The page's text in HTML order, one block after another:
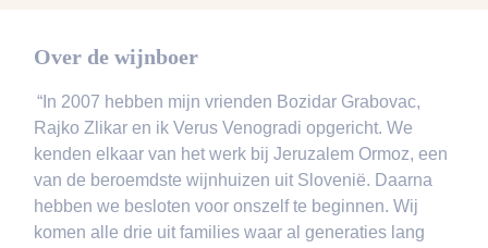
Over de wijnboer
“In 2007 hebben mijn vrienden Bozidar Grabovac,
Rajko Zlikar en ik Verus Venogradi opgericht. We
kenden elkaar van het werk bij Jeruzalem Ormoz, een
van de beroemdste wijnhuizen uit Slovenië. Daarna
hebben we besloten voor onszelf te beginnen. Wij
komen alle drie uit families waar al generaties lang